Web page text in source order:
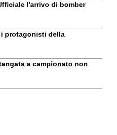
l'arrivo di bomber
i protagonisti della
a campionato non